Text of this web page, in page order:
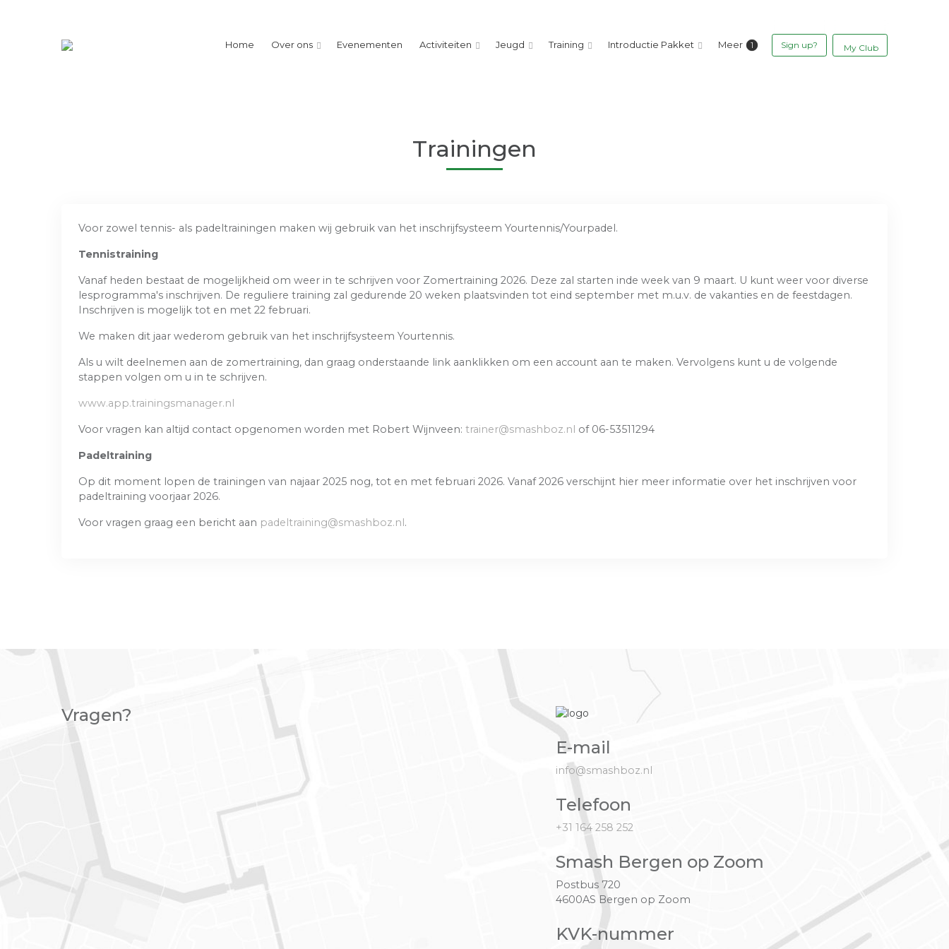
Home Over ons Evenementen Activiteiten Jeugd Training Introductie Pakket Meer Sign up? My Club
Trainingen
Voor zowel tennis- als padeltrainingen maken wij gebruik van het inschrijfsysteem Yourtennis/Yourpadel.
Tennistraining
Vanaf heden bestaat de mogelijkheid om weer in te schrijven voor Zomertraining 2026. Deze zal starten inde week van 9 maart. U kunt weer voor diverse
lesprogramma's inschrijven. De reguliere training zal gedurende 20 weken plaatsvinden tot eind september met m.u.v. de vakanties en de feestdagen.
Inschrijven is mogelijk tot en met 22 februari.
We maken dit jaar wederom gebruik van het inschrijfsysteem Yourtennis.
Als u wilt deelnemen aan de zomertraining, dan graag onderstaande link aanklikken om een account aan te maken. Vervolgens kunt u de volgende
stappen volgen om u in te schrijven.
www.app.trainingsmanager.nl
Voor vragen kan altijd contact opgenomen worden met Robert Wijnveen: trainer@smashboz.nl of 06-53511294
Padeltraining
Op dit moment lopen de trainingen van najaar 2025 nog, tot en met februari 2026. Vanaf 2026 verschijnt hier meer informatie over het inschrijven voor
padeltraining voorjaar 2026.
Voor vragen graag een bericht aan padeltraining@smashboz.nl.
Vragen?
E-mail
info@smashboz.nl
Telefoon
+31 164 258 252
Smash Bergen op Zoom
Postbus 720
4600AS Bergen op Zoom
KVK-nummer